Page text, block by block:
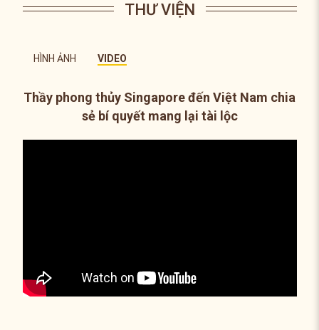
THƯ VIỆN
HÌNH ẢNH VIDEO
Thầy phong thủy Singapore đến Việt Nam chia
sẻ bí quyết mang lại tài lộc